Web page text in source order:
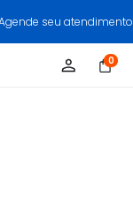
seu atendimento
0